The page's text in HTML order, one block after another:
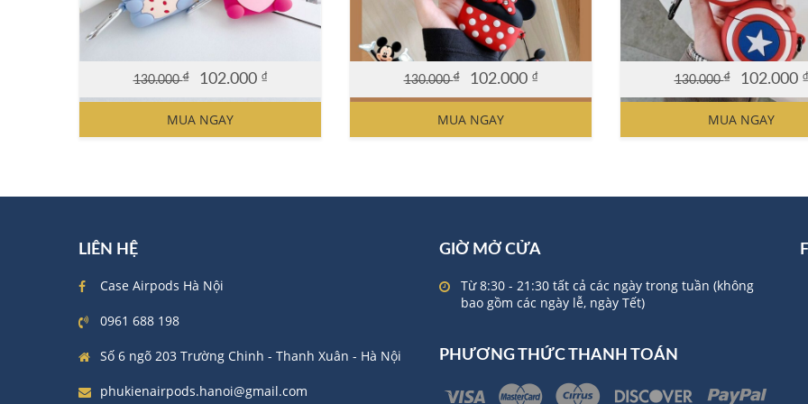
130.000₫
Original
was:
102.000 ₫
Current
is:
MUA NGAY
130.000₫
Original
was:
102.000 ₫
Current
is:
MUA NGAY
130.000₫
Original
was:
102.000 ₫
Current
is:
MUA NGAY
LIÊN HỆ
Case Airpods Hà Nội
0961 688 198
Số 6 ngõ 203 Trường Chinh - Thanh Xuân - Hà Nội
phukienairpods.hanoi@gmail.com
GIỜ MỞ CỬA
Từ 8:30 - 21:30 tất cả các ngày trong tuần (không
bao gồm các ngày lễ, ngày Tết)
PHƯƠNG THỨC THANH TOÁN